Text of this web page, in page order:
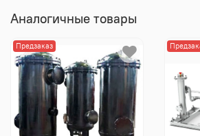
Аналогичные товары
Предзаказ